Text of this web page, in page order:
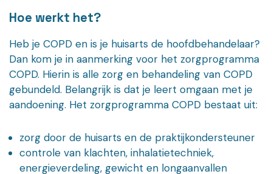
Hoe werkt het?
Heb je COPD en is je huisarts de hoofdbehandelaar?
Dan kom je in aanmerking voor het zorgprogramma
COPD. Hierin is alle zorg en behandeling van COPD
gebundeld. Belangrijk is dat je leert omgaan met je
aandoening. Het zorgprogramma COPD bestaat uit:
zorg door de huisarts en de praktijkondersteuner
controle van klachten, inhalatietechniek,
energieverdeling, gewicht en longaanvallen